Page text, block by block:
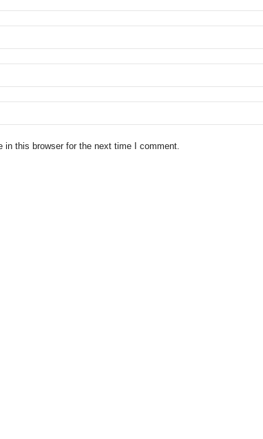
in this browser for the next time I comment.